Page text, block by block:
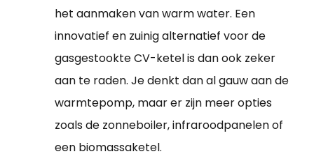
het aanmaken van warm water. Een
innovatief en zuinig alternatief voor de
gasgestookte CV-ketel is dan ook zeker
aan te raden. Je denkt dan al gauw aan de
warmtepomp, maar er zijn meer opties
zoals de zonneboiler, infraroodpanelen of
een biomassaketel.